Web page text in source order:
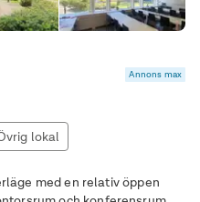
Annons max
lokal
med en relativ öppen